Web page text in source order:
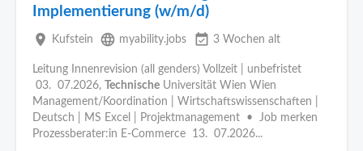
Implementierung (w/m/d)
place Kufstein language myability.jobs event_available 3 Wochen alt
Leitung Innenrevision (all genders) Vollzeit | unbefristet
03. 07.2026,
Technische Universität Wien Wien
Management/Koordination | Wirtschaftswissenschaften |
Deutsch | MS Excel | Projektmanagement • Job merken
Prozessberater:in E-Commerce 13. 07.2026...